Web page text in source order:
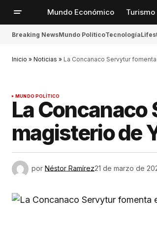
Mundo Económico Turismo
Breaking NewsMundo PolíticoTecnología
Inicio » Noticias » La Concanaco Servytur
MUNDO POLÍTICO
La
magisterio de
por Néstor Ramírez21 de marzo de